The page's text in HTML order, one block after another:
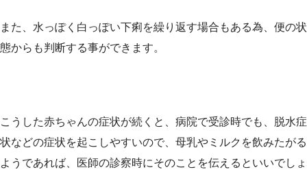
また、水っぽく白っぽい下痢を繰り返す場合もある為、便の状
態からも判断する事ができます。
こうした赤ちゃんの症状が続くと、病院で受診時でも、脱水症
状などの症状を起こしやすいので、母乳やミルクを飲みたがる
ようであれば、医師の診察時にそのことを伝えるといいでしょ